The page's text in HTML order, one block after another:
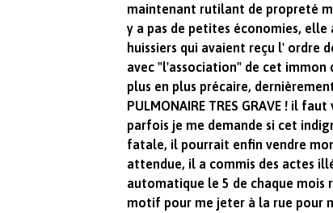
maintenant rutilant de propreté
y a pas de petites économies,
huissiers qui avaient reçu l' ordre
avec "l'association" de cet
plus en plus précaire,
PULMONAIRE TRES GRAVE ! il
parfois je me demande si cet
fatale, il pourrait enfin vendre
attendue, il a commis des actes
automatique le 5 de chaque mois
motif pour me jeter à la rue pour